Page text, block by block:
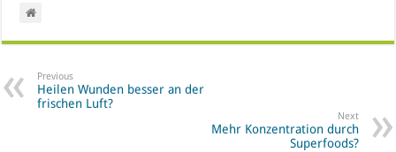
Previous
Heilen Wunden besser an der
frischen Luft?
Next
Mehr Konzentration durch
Superfoods?